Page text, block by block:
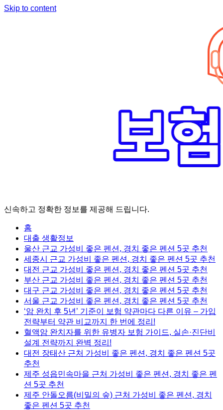
Skip to content
신속하고 정확한 정보를 제공해 드립니다.
홈
대출 생활정보
울산 근교 가성비 좋은 펜션, 경치 좋은 펜션 5곳 추천
세종시 근교 가성비 좋은 펜션, 경치 좋은 펜션 5곳 추천
대전 근교 가성비 좋은 펜션, 경치 좋은 펜션 5곳 추천
부산 근교 가성비 좋은 펜션, 경치 좋은 펜션 5곳 추천
대구 근교 가성비 좋은 펜션, 경치 좋은 펜션 5곳 추천
서울 근교 가성비 좋은 펜션, 경치 좋은 펜션 5곳 추천
‘암 완치 후 5년’ 기준이 보험 약관마다 다른 이유 – 가입
전략부터 약관 비교까지 한 번에 정리!
혈액암 완치자를 위한 유병자 보험 가이드, 실손·진단비
설계 전략까지 완벽 정리!
대전 장태산 근처 가성비 좋은 펜션, 경치 좋은 펜션 5곳
추천
제주 성읍민속마을 근처 가성비 좋은 펜션, 경치 좋은 펜
션 5곳 추천
제주 안돌오름(비밀의 숲) 근처 가성비 좋은 펜션, 경치
좋은 펜션 5곳 추천